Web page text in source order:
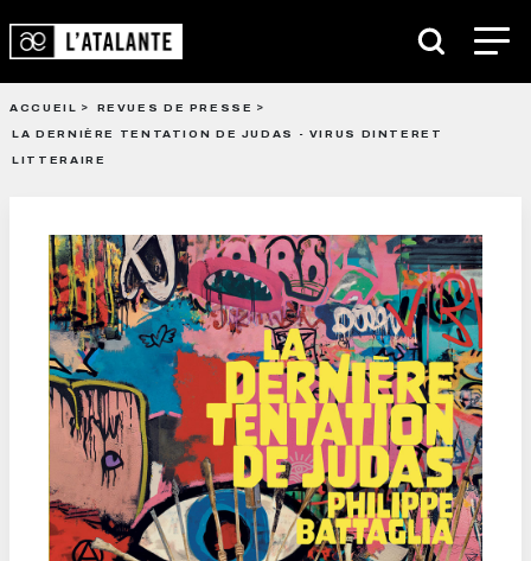
ACCUEIL
REVUES DE PRESSE
LA DERNIÈRE TENTATION DE JUDAS - VIRUS DINTERET
LITTERAIRE